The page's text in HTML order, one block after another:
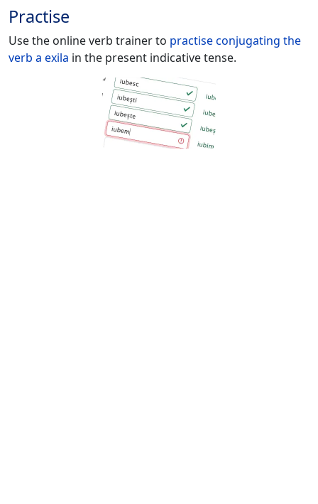
Practise
Use the online verb trainer to practise conjugating the
verb a exila in the present indicative tense.